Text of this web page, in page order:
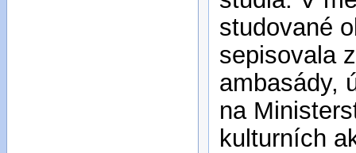
studované
sepisovala
ambasády,
na
kulturních